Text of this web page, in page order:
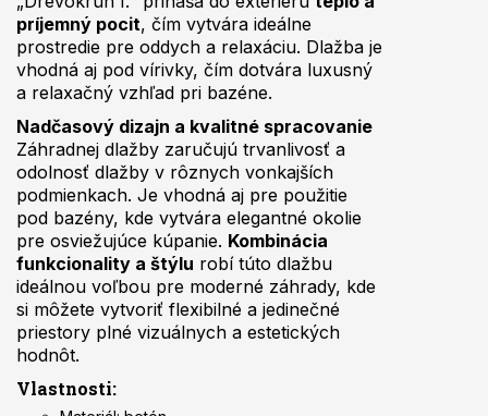
príjemný pocit, čím vytvára ideálne
prostredie pre oddych a relaxáciu. Dlažba je
vhodná aj pod vírivky, čím dotvára luxusný
a relaxačný vzhľad pri bazéne.
Nadčasový dizajn a kvalitné spracovanie
Záhradnej dlažby zaručujú trvanlivosť a
odolnosť dlažby v rôznych vonkajších
podmienkach. Je vhodná aj pre použitie
pod bazény, kde vytvára elegantné okolie
pre osviežujúce kúpanie. Kombinácia
funkcionality a štýlu robí túto dlažbu
ideálnou voľbou pre moderné záhrady, kde
si môžete vytvoriť flexibilné a jedinečné
priestory plné vizuálnych a estetických
hodnôt.
Vlastnosti: